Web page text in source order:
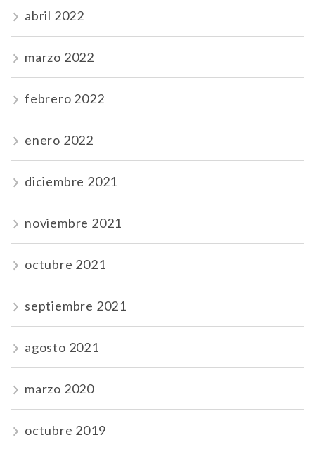
abril 2022
marzo 2022
febrero 2022
enero 2022
diciembre 2021
noviembre 2021
octubre 2021
septiembre 2021
agosto 2021
marzo 2020
octubre 2019